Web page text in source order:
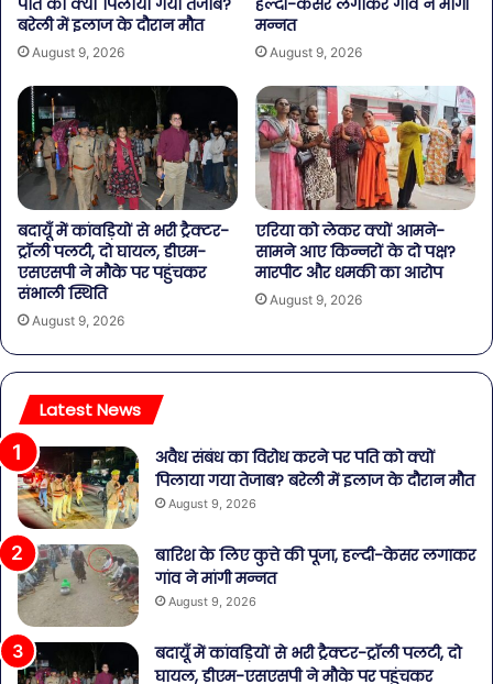
पति को क्यों पिलाया गया तेजाब?
बरेली में इलाज के दौरान मौत
August 9, 2026
हल्दी-केसर लगाकर गांव ने मांगी
मन्नत
August 9, 2026
बदायूँ में कांवड़ियों से भरी ट्रैक्टर-
ट्रॉली पलटी, दो घायल, डीएम-
एसएसपी ने मौके पर पहुंचकर
संभाली स्थिति
August 9, 2026
एरिया को लेकर क्यों आमने-
सामने आए किन्नरों के दो पक्ष?
मारपीट और धमकी का आरोप
August 9, 2026
Latest News
अवैध संबंध का विरोध करने पर पति को क्यों
पिलाया गया तेजाब? बरेली में इलाज के दौरान मौत
August 9, 2026
बारिश के लिए कुत्ते की पूजा, हल्दी-केसर लगाकर
गांव ने मांगी मन्नत
August 9, 2026
बदायूँ में कांवड़ियों से भरी ट्रैक्टर-ट्रॉली पलटी, दो
घायल, डीएम-एसएसपी ने मौके पर पहुंचकर